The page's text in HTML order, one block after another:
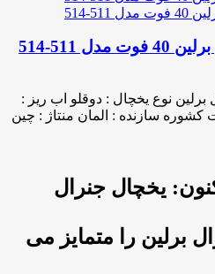
511-514
برلین نوع یخچال : دوقلو اب ریز :
یخچال جنرال
برلین را متمایز می